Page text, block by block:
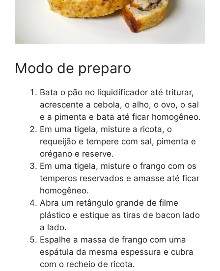
Modo de preparo
Bata o pão no liquidificador até triturar,
acrescente a cebola, o alho, o ovo, o sal
e a pimenta e bata até ficar homogêneo.
Em uma tigela, misture a ricota, o
requeijão e tempere com sal, pimenta e
orégano e reserve.
Em uma tigela, misture o frango com os
temperos reservados e amasse até ficar
homogêneo.
Abra um retângulo grande de filme
plástico e estique as tiras de bacon lado
a lado.
Espalhe a massa de frango com uma
espátula da mesma espessura e cubra
com o recheio de ricota.